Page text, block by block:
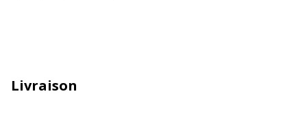
Livraison